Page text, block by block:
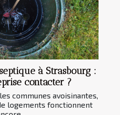
à Strasbourg :
contacter ?
communes avoisinantes,
logements fonctionnent